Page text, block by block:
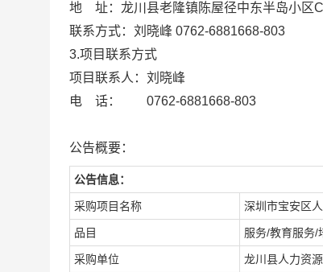
地 址：龙川县老隆镇陈屋径
联系方式：刘晓峰 0762-
3.项目联系方式
项目联系人：刘晓峰
电 话： 0762-6881668-803
公告概要：
公告信息：
采购项目名称 深圳市宝安区
品目 服务/教育服务/
采购单位 龙川县人力资